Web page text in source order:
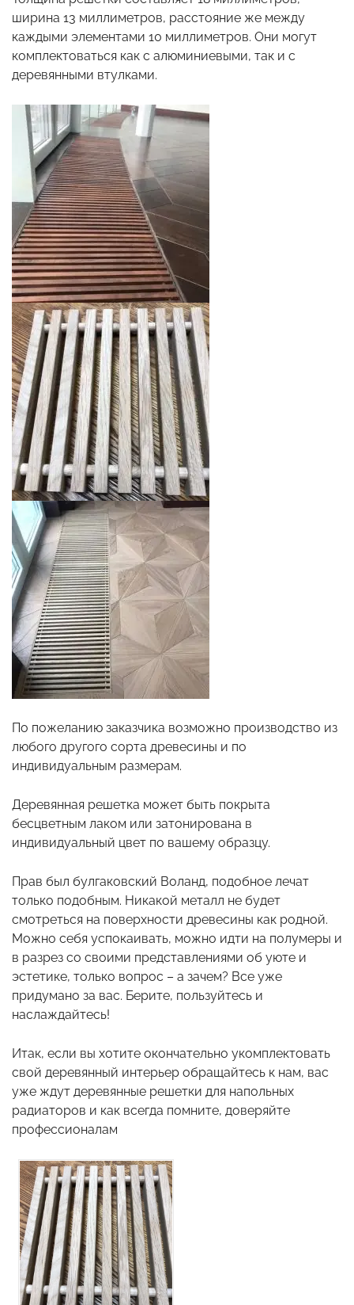
ширина 13 миллиметров, расстояние же между
каждыми элементами 10 миллиметров. Они могут
комплектоваться как с алюминиевыми, так и с
деревянными втулками.
По пожеланию заказчика возможно производство из
любого другого сорта древесины и по
индивидуальным размерам.
Деревянная решетка может быть покрыта
бесцветным лаком или затонирована в
индивидуальный цвет по вашему образцу.
Прав был булгаковский Воланд, подобное лечат
только подобным. Никакой металл не будет
смотреться на поверхности древесины как родной.
Можно себя успокаивать, можно идти на полумеры и
в разрез со своими представлениями об уюте и
эстетике, только вопрос – а зачем? Все уже
придумано за вас. Берите, пользуйтесь и
наслаждайтесь!
Итак, если вы хотите окончательно укомплектовать
свой деревянный интерьер обращайтесь к нам, вас
уже ждут деревянные решетки для напольных
радиаторов и как всегда помните, доверяйте
профессионалам